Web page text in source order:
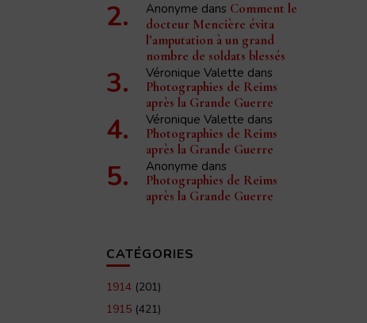
Anonyme dans Comment le
docteur Mencière évita
l’amputation à un grand
nombre de soldats blessés
Véronique Valette dans
Photographies de Reims
après la Grande Guerre
Véronique Valette dans
Photographies de Reims
après la Grande Guerre
Anonyme dans
Photographies de Reims
après la Grande Guerre
CATÉGORIES
1914 (201)
1915 (421)